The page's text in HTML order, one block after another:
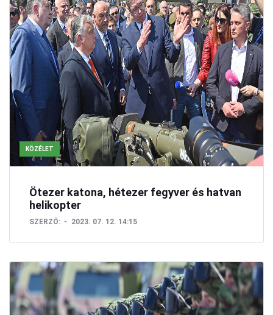
KÖZÉLET
Ötezer katona, hétezer fegyver és hatvan
helikopter
SZERZŐ: 2023. 07. 12. 14:15